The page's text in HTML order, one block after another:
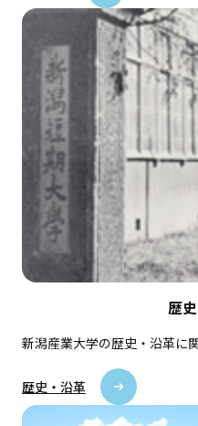
歴
新潟産業大学の歴史・沿革に
歴史・沿革